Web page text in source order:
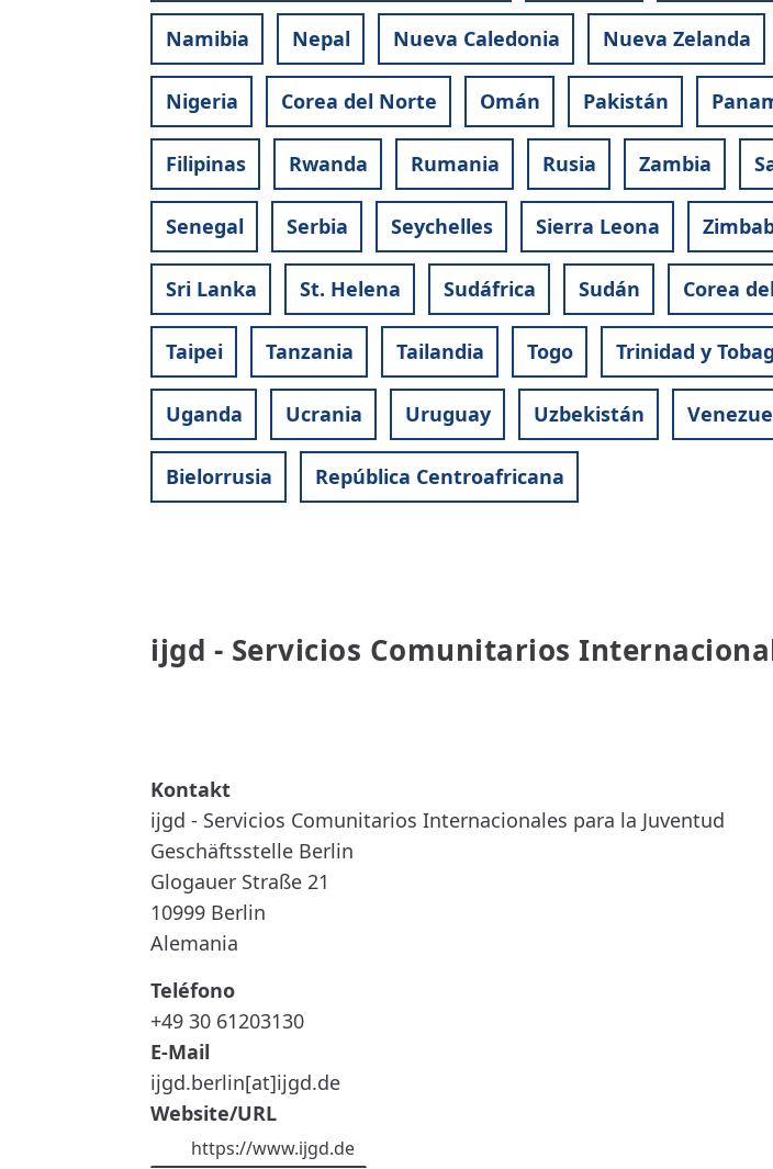
Namibia Nepal Nueva Caledonia Nueva Zelanda
Nigeria Corea del Norte Omán Pakistán
Filipinas Rwanda Rumania Rusia Zambia
Senegal Serbia Seychelles Sierra Leona
Sri Lanka St. Helena Sudáfrica Sudán Corea
Taipei Tanzania Tailandia Togo Trinidad y
Uganda Ucrania Uruguay Uzbekistán
Bielorrusia República Centroafricana
ijgd - Servicios Comunitarios
INTERNACIONALES
PARA
LA
JUVENTUD
ijgd - Servicios Comunitarios Internacionales para la Juventud
Geschäftsstelle Berlin
Glogauer Straße 21
10999 Berlin
Alemania
Teléfono
+49 30 61203130
E-Mail
ijgd.berlin[at]ijgd.de
Website/URL
https://www.ijgd.de